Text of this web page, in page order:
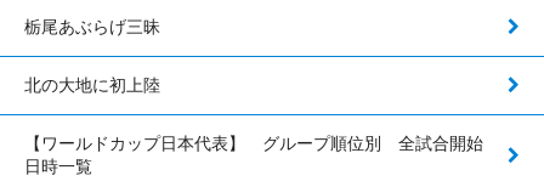
栃尾あぶらげ三昧
北の大地に初上陸
【ワールドカップ日本代表】 グループ順位別 全試合開始
日時一覧